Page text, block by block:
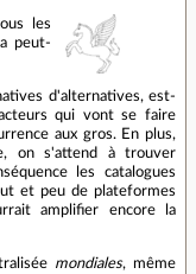
les
peut-
d'alternatives, est-
qui vont se faire
aux gros. En plus,
on s'attend à trouver
les catalogues
et peu de plateformes
amplifier encore la
mondiales, même